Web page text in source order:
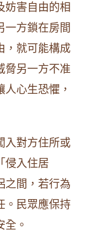
妨害自由的相
一方鎖在房間
，就可能構成
脅另一方不准
心生恐懼，
入對方住所或
侵入住居
之間，若行為
。民眾應保持
。